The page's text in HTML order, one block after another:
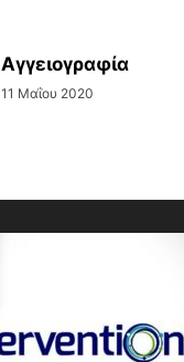
Αγγειογραφία
11 Μαΐου 2020